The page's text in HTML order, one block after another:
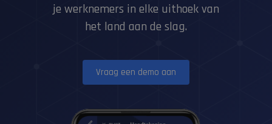
je werknemers in elke uithoek van
het land aan de slag.
Vraag een demo aan